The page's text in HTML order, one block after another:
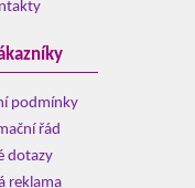
podmínky
řád
dotazy
reklama